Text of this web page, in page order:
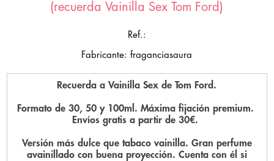
(recuerda Vainilla Sex Tom Ford)
Ref.:
Fabricante: fraganciasaura
Recuerda a Vainilla Sex de Tom Ford.
Formato de 30, 50 y 100ml. Máxima fijación premium.
Envíos gratis a partir de 30€.
Versión más dulce que tabaco vainilla. Gran perfume
avainillado con buena proyección. Cuenta con él si